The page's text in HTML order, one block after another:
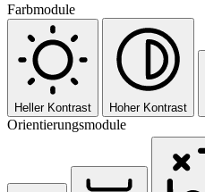
Farbmodule
Heller Kontrast Hoher Kontrast
Orientierungsmodule